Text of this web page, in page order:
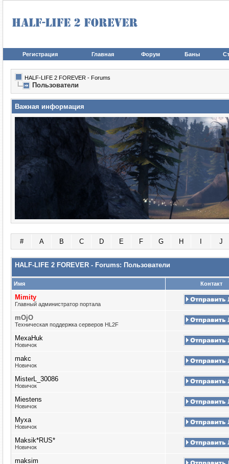
Регистрация Главная Форум Баны
HALF-LIFE 2 FOREVER - Forums
Пользователи
Важная информация
# A B C D E F G H J
HALF-LIFE 2 FOREVER - Forums: Пользователи
Имя Контакт
Mimity
Главный администратор портала
mOjO
Техническая поддержка серверов HL2F
MexaHuk
Новичок
makc
Новичок
MisterL_30086
Новичок
Miestens
Новичок
Myxa
Новичок
Maksik*RUS*
Новичок
maksim